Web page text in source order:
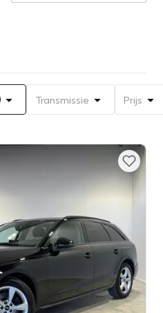
Transmissie Prijs